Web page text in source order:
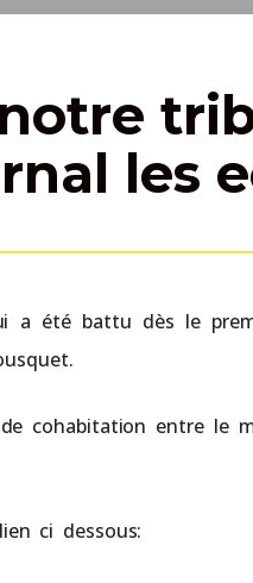
les
a été battu dès le
cohabitation entre le
ci dessous: